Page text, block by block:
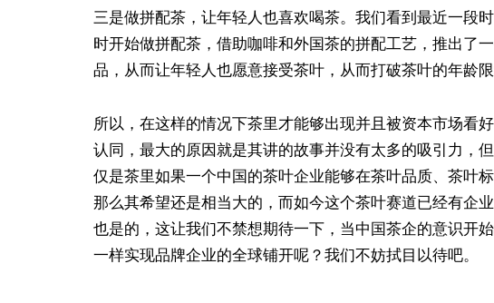
三是做拼配茶，让年轻人也喜欢喝茶。我们看到最近一段
时开始做拼配茶，借助咖啡和外国茶的拼配工艺，推出了
品，从而让年轻人也愿意接受茶叶，从而打破茶叶的年龄限
所以，在这样的情况下茶里才能够出现并且被资本市场看
认同，最大的原因就是其讲的故事并没有太多的吸引力，
仅是茶里如果一个中国的茶叶企业能够在茶叶品质、茶叶
那么其希望还是相当大的，而如今这个茶叶赛道已经有企
也是的，这让我们不禁想期待一下，当中国茶企的意识开
一样实现品牌企业的全球铺开呢？我们不妨拭目以待吧。